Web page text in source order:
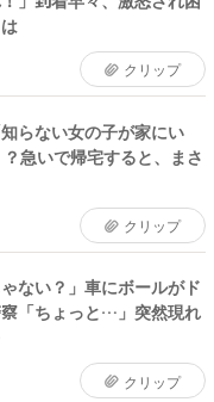
クリップ
らない女の子が家にい
急いで帰宅すると、まさ
クリップ
ない？」車にボールがド
「ちょっと…」突然現れ
クリップ